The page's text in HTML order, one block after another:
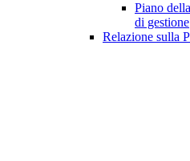
Piano
di gestione
Relazione sulla